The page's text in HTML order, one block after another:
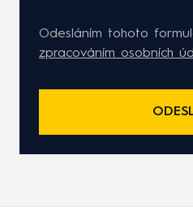
Odesláním tohoto
zpracováním osobních